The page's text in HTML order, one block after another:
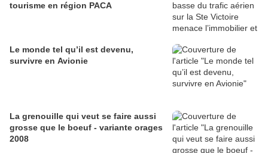
tourisme en région PACA
Le monde tel qu’il est devenu,
survivre en Avionie
La grenouille qui veut se faire aussi
grosse que le boeuf - variante orages
2008